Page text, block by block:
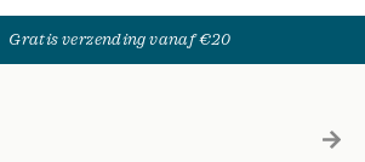
Gratis verzending vanaf €20